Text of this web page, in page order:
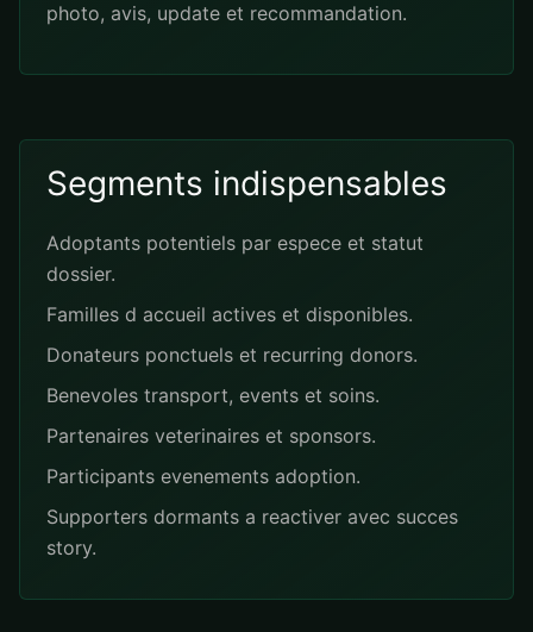
photo, avis, update et recommandation.
Segments indispensables
Adoptants potentiels par espece et statut
dossier.
Familles d accueil actives et disponibles.
Donateurs ponctuels et recurring donors.
Benevoles transport, events et soins.
Partenaires veterinaires et sponsors.
Participants evenements adoption.
Supporters dormants a reactiver avec succes
story.